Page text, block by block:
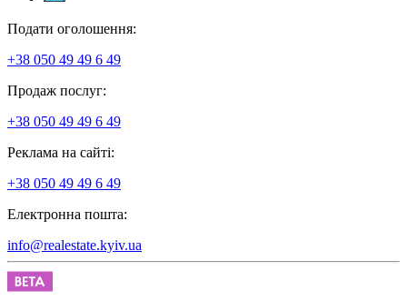
Подати оголошення:
+38 050 49 49 6 49
Продаж послуг:
+38 050 49 49 6 49
Реклама на сайті:
+38 050 49 49 6 49
Електронна пошта:
info@realestate.kyiv.ua